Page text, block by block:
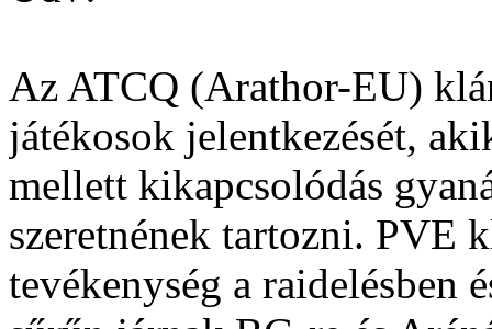
Az ATCQ (Arathor-EU)
játékosok jelentkezését,
mellett kikapcsolódás
szeretnének tartozni. PVE
tevékenység a raidelésben